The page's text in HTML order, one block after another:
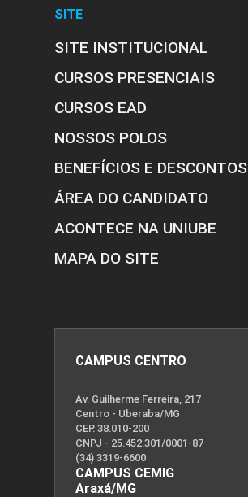
SITE
SITE INSTITUCIONAL
CURSOS PRESENCIAIS
CURSOS EAD
NOSSOS POLOS
BENEFÍCIOS E DESCONTOS
ÁREA DO CANDIDATO
ACONTECE NA UNIUBE
MAPA DO SITE
CAMPUS CENTRO
Av. Guilherme Ferreira, 217
Centro - Uberaba/MG
CEP. 38.010-200
CNPJ - 25.452.301/0001-87
(34) 3319-6600
CAMPUS CEMIG
Araxá/MG